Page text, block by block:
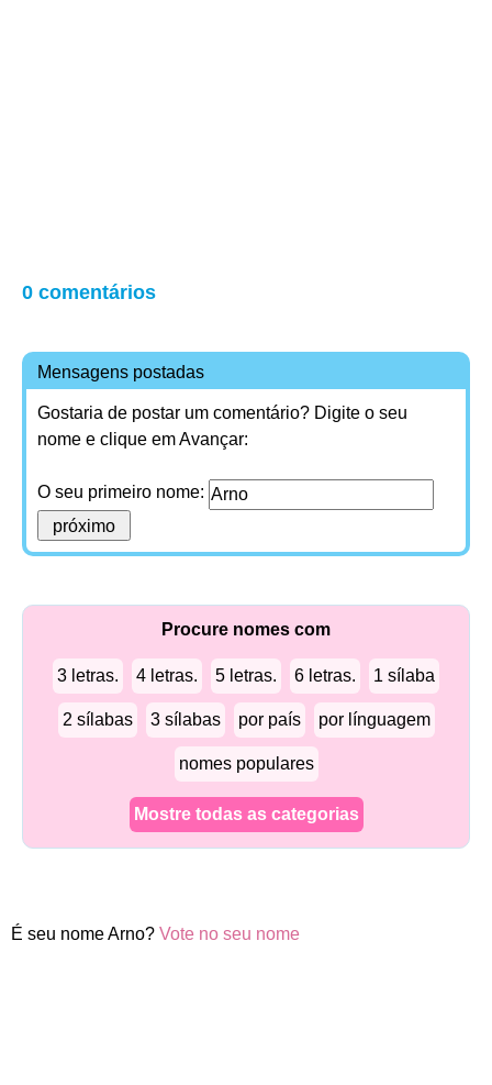
0 comentários
Mensagens postadas
Gostaria de postar um comentário? Digite o seu
nome e clique em Avançar:
O seu primeiro nome:
Procure nomes com
3 letras. 4 letras. 5 letras. 6 letras. 1 sílaba
2 sílabas 3 sílabas por país por línguagem
nomes populares
Mostre todas as categorias
É seu nome Arno? Vote no seu nome